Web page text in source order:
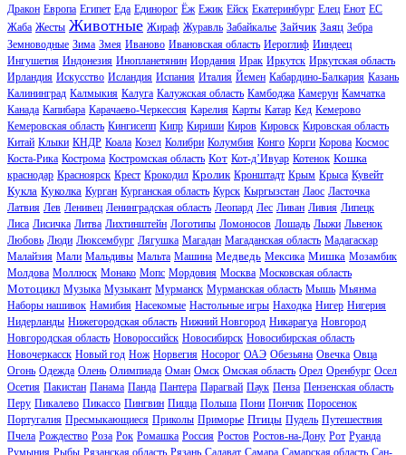
Дракон Европа Египет Еда Единорог Ёж Ежик Ейск Екатеринбург Елец Енот ЕС
Жаба Жесты Животные Жираф Журавль Забайкалье Зайчик Заяц Зебра
Земноводные Зима Змея Иваново Ивановская область Иероглиф Ииндеец
Ингушетия Индонезия Инопланетянин Иордания Ирак Иркутск Иркутская область
Ирландия Искусство Исландия Испания Италия Йемен Кабардино-Балкария Казань
Калининград Калмыкия Калуга Калужская область Камбоджа Камерун Камчатка
Канада Капибара Карачаево-Черкессия Карелия Карты Катар Кед Кемерово
Кемеровская область Кингисепп Кипр Кириши Киров Кировск Кировская область
Китай Клыки КНДР Коала Козел Колибри Колумбия Конго Корги Корова Космос
Коста-Рика Кострома Костромская область Кот Кот-д’Ивуар Котенок Кошка
краснодар Красноярск Крест Крокодил Кролик Кронштадт Крым Крыса Кувейт
Кукла Куколка Курган Курганская область Курск Кыргызстан Лаос Ласточка
Латвия Лев Ленивец Ленинградская область Леопард Лес Ливан Ливия Липецк
Лиса Лисичка Литва Лихтинштейн Логотипы Ломоносов Лошадь Лыжи Львенок
Любовь Люди Люксембург Лягушка Магадан Магаданская область Мадагаскар
Малайзия Мали Мальдивы Мальта Машина Медведь Мексика Мишка Мозамбик
Молдова Моллюск Монако Мопс Мордовия Москва Московская область
Мотоцикл Музыка Музыкант Мурманск Мурманская область Мышь Мьянма
Наборы нашивок Намибия Насекомые Настольные игры Находка Нигер Нигерия
Нидерланды Нижегородская область Нижний Новгород Никарагуа Новгород
Новгородская область Новороссийск Новосибирск Новосибирская область
Новочеркасск Новый год Нож Норвегия Носорог ОАЭ Обезьяна Овечка Овца
Огонь Одежда Олень Олимпиада Оман Омск Омская область Орел Оренбург Осел
Осетия Пакистан Панама Панда Пантера Парагвай Паук Пенза Пензенская область
Перу Пикалево Пикассо Пингвин Пицца Польша Пони Пончик Поросенок
Португалия Пресмыкающиеся Приколы Приморье Птицы Пудель Путешествия
Пчела Рождество Роза Рок Ромашка Россия Ростов Ростов-на-Дону Рот Руанда
Румыния Рыбы Рязанская область Рязань Салават Самара Самарская область Сан-